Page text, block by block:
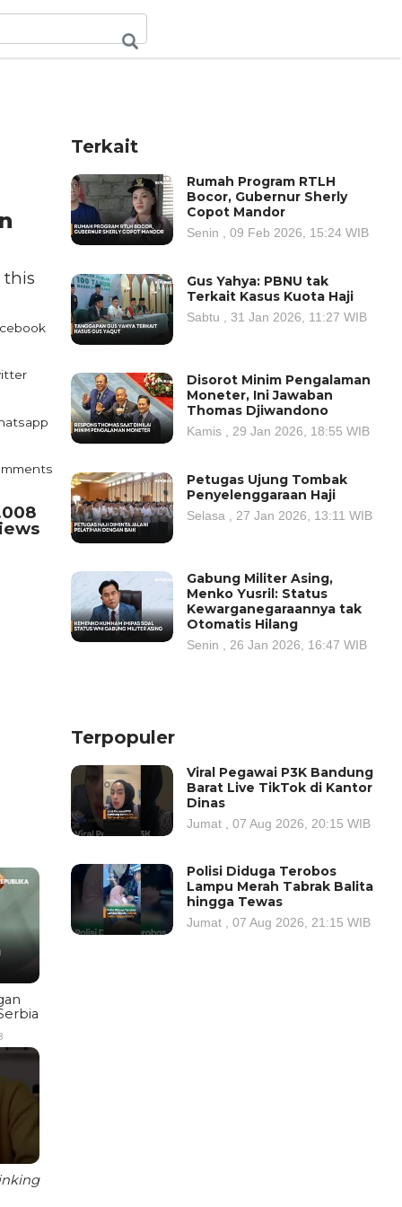
this
Terkait
Rumah Program RTLH
Bocor, Gubernur Sherly
Copot Mandor
Senin , 09 Feb 2026, 15:24 WIB
Gus Yahya: PBNU tak
Terkait Kasus Kuota Haji
Sabtu , 31 Jan 2026, 11:27 WIB
Disorot Minim Pengalaman
Moneter, Ini Jawaban
Thomas Djiwandono
Kamis , 29 Jan 2026, 18:55 WIB
Petugas Ujung Tombak
Penyelenggaraan Haji
Selasa , 27 Jan 2026, 13:11 WIB
Gabung Militer Asing,
Menko Yusril: Status
Kewarganegaraannya tak
Otomatis Hilang
Senin , 26 Jan 2026, 16:47 WIB
Terpopuler
Viral Pegawai P3K Bandung
Barat Live TikTok di Kantor
Dinas
Jumat , 07 Aug 2026, 20:15 WIB
Polisi Diduga Terobos
Lampu Merah Tabrak Balita
hingga Tewas
Jumat , 07 Aug 2026, 21:15 WIB